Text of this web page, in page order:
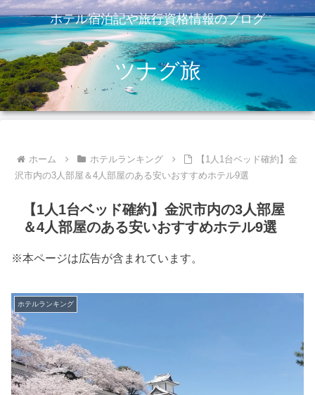
ホテル宿泊記や旅行資格情報のブログ
ツナグ旅
ホーム ホテルランキング
【1人1台ベッド確約】金
沢市内の3人部屋＆4人部屋のある安いおすすめホテル9選
【1人1台ベッド確約】金沢市内の3人部屋
＆4人部屋のある安いおすすめホテル9選
※本ページは広告が含まれています。
ホテルランキング